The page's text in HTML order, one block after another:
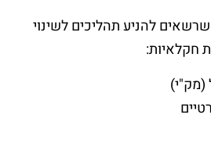
להניע תהליכים לשינוי
חקלאיות:
(מק"י)